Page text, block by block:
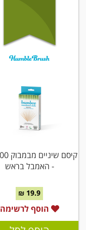
- האמבל בראש
19.9 ₪
הוסף לרשימה